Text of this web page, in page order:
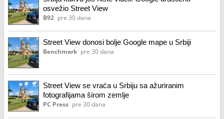
osvežio Street View
B92 pre 30 dana
Street View donosi bolje Google mape u Srbiji
Benchmark pre 30 dana
Street View se vraća u Srbiju sa ažuriranim
fotografijama širom zemlje
PC Press pre 30 dana